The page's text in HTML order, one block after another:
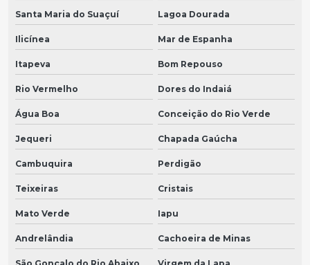
Santa Maria do Suaçuí Lagoa Dourada
Ilicínea Mar de Espanha
Itapeva Bom Repouso
Rio Vermelho Dores do Indaiá
Água Boa Conceição do Rio Verde
Jequeri Chapada Gaúcha
Cambuquira Perdigão
Teixeiras Cristais
Mato Verde Iapu
Andrelândia Cachoeira de Minas